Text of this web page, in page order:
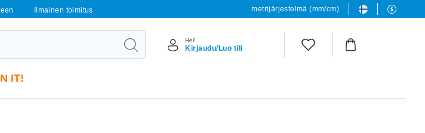
Ilmainen toimitus metrijärjestelmä (mm/cm)
Hei!
Kirjaudu/Luo tili
IT!